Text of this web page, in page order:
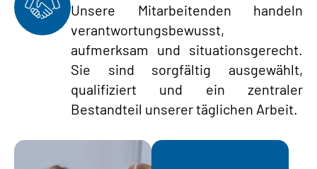
Unsere Mitarbeitenden handeln
verantwortungsbewusst,
aufmerksam und situationsgerecht.
Sie sind sorgfältig ausgewählt,
qualifiziert und ein zentraler
Bestandteil unserer täglichen Arbeit.